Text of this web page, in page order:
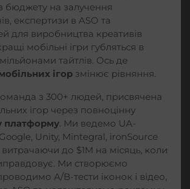
бюджету на залучення
експертизи в ASO та
для виробництва креативів
мобільні ігри губляться в
тайтлів. Ось де
ігор змінює рівняння.
з 300+ людей, присвячена
ігор через повноцінну
платформу. Ми ведемо UA-
Unity, Mintegral, ironSource
до $1M на місяць, коли
Ми створюємо
A/B-тести іконок і відео,